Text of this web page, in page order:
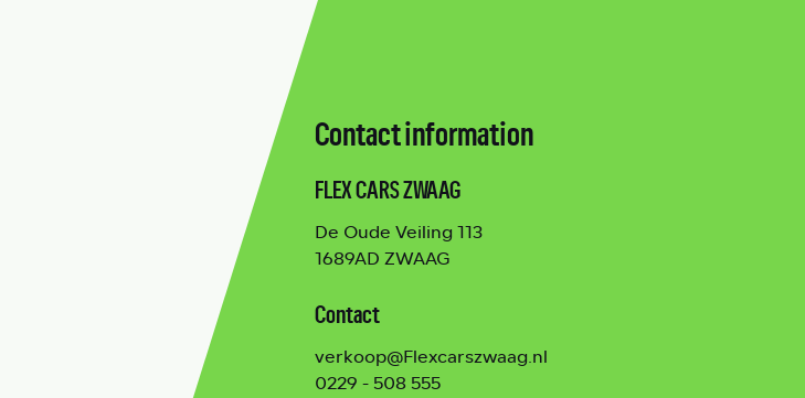
Contact information
FLEX CARS ZWAAG
De Oude Veiling 113
1689AD ZWAAG
Contact
verkoop@Flexcarszwaag.nl
0229 - 508 555